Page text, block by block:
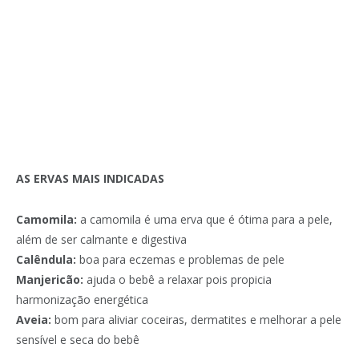
AS ERVAS MAIS INDICADAS
Camomila: a camomila é uma erva que é ótima para a pele,
além de ser calmante e digestiva
Calêndula: boa para eczemas e problemas de pele
Manjericão: ajuda o bebê a relaxar pois propicia
harmonização energética
Aveia: bom para aliviar coceiras, dermatites e melhorar a pele
sensível e seca do bebê